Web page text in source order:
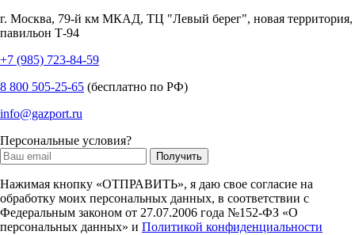
г. Москва, 79-й км МКАД, ТЦ "Левый берег", новая территория,
павильон Т-94
+7 (985) 723-84-59
8 800 505-25-65 (бесплатно по РФ)
info@gazport.ru
Персональные условия?
Нажимая кнопку «ОТПРАВИТЬ», я даю свое согласие на
обработку моих персональных данных, в соответствии с
Федеральным законом от 27.07.2006 года №152-ФЗ «О
персональных данных» и Политикой конфиденциальности